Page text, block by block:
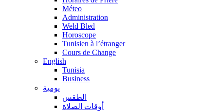
Méteo
Administration
Weld Bled
Horoscope
Tunisien à l’étranger
Cours de Change
English
Tunisia
Business
يومية
الطقس
أوقات الصلاة